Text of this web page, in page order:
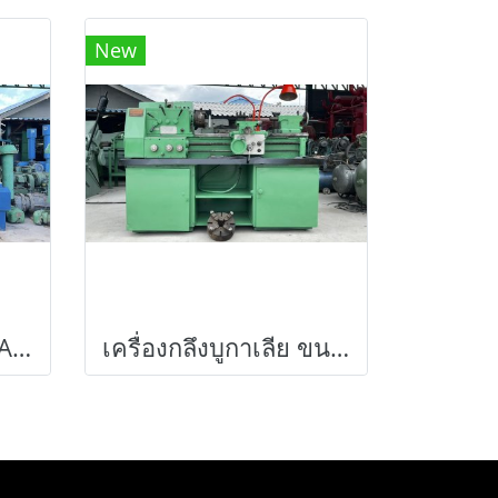
เครื่องกลึง ECOCA LATHE ขนาด 6 ฟุต / รู 2“ / 460 x 1000 380V รุ่นใหม่ มีลิเนียร์ 4 เพลาเด้งเบรคนิ้วมิลในตัวคอม้าไม่เคยเปิด มี 3 ขา / มี 3 จับให้ เครื่องสวยพร้อมใช้
New
เครื่องกลึงบูกาเลีย ขนาด 4 ฟุต 2 เพลา / รูผ่าน 1.5” / มี 3 จับ และ 4 จับ 380V